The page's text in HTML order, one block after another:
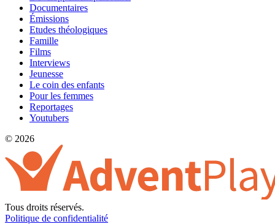
Documentaires
Émissions
Etudes théologiques
Famille
Films
Interviews
Jeunesse
Le coin des enfants
Pour les femmes
Reportages
Youtubers
© 2026
Tous droits réservés.
Politique de confidentialité